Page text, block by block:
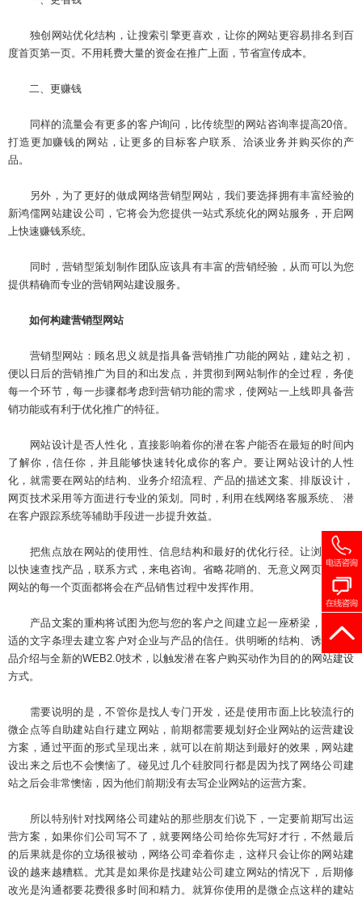
独创网站优化结构，让搜索引擎更喜欢，让你的网站更容易排名到百
度首页第一页。不用耗费大量的资金在推广上面，节省宣传成本。
二、更赚钱
同样的流量会有更多的客户询问，比传统型的网站咨询率提高20倍。
打造更加赚钱的网站，让更多的目标客户联系、洽谈业务并购买你的产
品。
另外，为了更好的做成网络营销型网站，我们要选择拥有丰富经验的
新鸿儒网站建设公司，它将会为您提供一站式系统化的网站服务，开启网
上快速赚钱系统。
同时，营销型策划制作团队应该具有丰富的营销经验，从而可以为您
提供精确而专业的营销网站建设服务。
如何构建营销型网站
营销型网站：顾名思义就是指具备营销推广功能的网站，建站之初，
便以日后的营销推广为目的和出发点，并贯彻到网站制作的全过程，务使
每一个环节，每一步骤都考虑到营销功能的需求，使网站一上线即具备营
销功能或有利于优化推广的特征。
网站设计是否人性化，直接影响着你的潜在客户能否在最短的时间内
了解你，信任你，并且能够快速转化成你的客户。要让网站设计的人性
化，就需要在网站的结构、业务介绍流程、产品的描述文案、排版设计，
网页技术采用等方面进行专业的策划。同时，利用在线网络客服系统、 潜
在客户跟踪系统等辅助手段进一步提升效益。
把焦点放在网站的使用性、信息结构和最好的优化行径。让浏览者可
以快速查找产品，联系方式，来电咨询。省略花哨的、无意义网页，营销
网站的每一个页面都将会在产品销售过程中发挥作用。
产品文案的重构将试图为您与您的客户之间建立起一座桥梁，通过合
适的文字条理去建立客户对企业与产品的信任。供明晰的结构、诱饵性产
品介绍与全新的WEB2.0技术，以触发潜在客户购买动作为目的的网站建设
方式。
需要说明的是，不管你是找人专门开发，还是使用市面上比较流行的
微企点等自助建站自行建立网站，前期都需要规划好企业网站的运营建设
方案，通过平面的形式呈现出来，就可以在前期达到最好的效果，网站建
设出来之后也不会懊恼了。碰见过几个硅胶同行都是因为找了网络公司建
站之后会非常懊恼，因为他们前期没有去写企业网站的运营方案。
所以特别针对找网络公司建站的那些朋友们说下，一定要前期写出运
营方案，如果你们公司写不了，就要网络公司给你先写好才行，不然最后
的后果就是你的立场很被动，网络公司牵着你走，这样只会让你的网站建
设的越来越糟糕。尤其是如果你是找建站公司建立网站的情况下，后期修
改光是沟通都要花费很多时间和精力。就算你使用的是微企点这样的建站